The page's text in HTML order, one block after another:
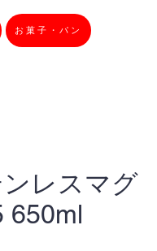
お菓子・パン
レスマグ
650ml